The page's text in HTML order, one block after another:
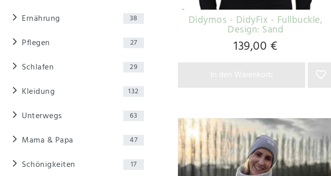
Ernährung 38
Pflegen 27
Schlafen 29
Kleidung 132
Unterwegs 63
Mama & Papa 47
Schönigkeiten 17
Didymos - DidyFix - Fullbuckle,
Design: Sand
139,00 €